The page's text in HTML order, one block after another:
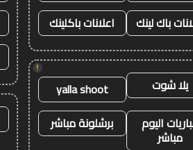
باك لينك
اعلانات باكلينك
!
يلا شوت
yalla shoot
اليوم
مباشر
برشلونة مباشر